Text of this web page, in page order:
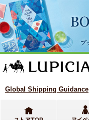
Global Shipping Guidance